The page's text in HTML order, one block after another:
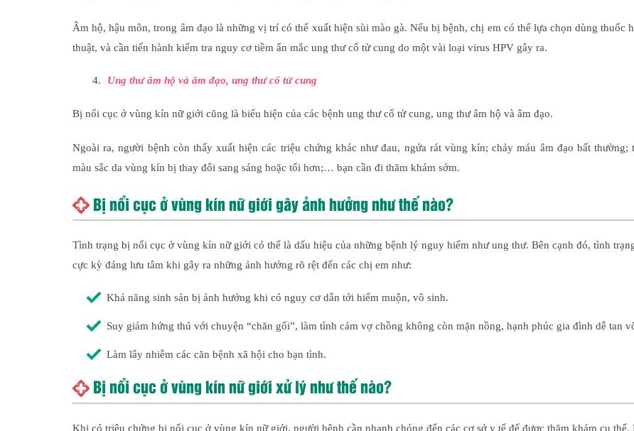
Âm hộ, hậu môn, trong âm đạo là những vị trí có thể xuất hiện sùi mào gà. Nếu bị bệnh, chị em có thể lựa chọn dùng thuốc
thuật, và cần tiến hành kiểm tra nguy cơ tiềm ẩn mắc ung thư cổ tử cung do một vài loại virus HPV gây ra.
Ung thư âm hộ và âm đạo, ung thư cổ tử cung
Bị nổi cục ở vùng kín nữ giới cũng là biểu hiện của các bệnh ung thư cổ tử cung, ung thư âm hộ và âm đạo.
Ngoài ra, người bệnh còn thấy xuất hiện các triệu chứng khác như đau, ngứa rát vùng kín; chảy máu âm đạo bất thường;
màu sắc da vùng kín bị thay đổi sang sáng hoặc tối hơn;… bạn cần đi thăm khám sớm.
Bị nổi cục ở vùng kín nữ giới gây ảnh hưởng như thế nào?
Tình trạng bị nổi cục ở vùng kín nữ giới có thể là dấu hiệu của những bệnh lý nguy hiểm như ung thư. Bên cạnh đó, tình
cực kỳ đáng lưu tâm khi gây ra những ảnh hưởng rõ rệt đến các chị em như:
Khả năng sinh sản bị ảnh hưởng khi có nguy cơ dẫn tới hiếm muộn, vô sinh.
Suy giảm hứng thú với chuyện “chăn gối”, làm tình cảm vợ chồng không còn mặn nồng, hạnh phúc gia đình dễ tan
Làm lây nhiễm các căn bệnh xã hội cho bạn tình.
Bị nổi cục ở vùng kín nữ giới xử lý như thế nào?
Khi có triệu chứng bị nổi cục ở vùng kín nữ giới, người bệnh cần nhanh chóng đến các cơ sở y tế để được thăm khám cụ thể.